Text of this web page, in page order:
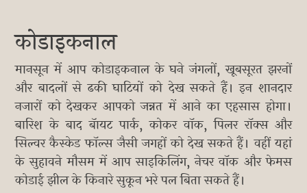
कोडाइकनाल
मानसून में आप कोडाइकनाल के घने जंगलों, खूबसूरत झरनों
और बादलों से ढकी घाटियों को देख सकते हैं। इन शानदार
नजारों को देखकर आपको जन्नत में आने का एहसास होगा।
बारिश के बाद बॅायट पार्क, कोकर वॉक, पिलर रॉक्स और
सिल्वर कैस्केड फॉल्स जैसी जगहों को देख सकते हैं। वहीं यहां
के सुहावने मौसम में आप साइकिलिंग, नेचर वॉक और फेमस
कोडाई झील के किनारे सुकून भरे पल बिता सकते हैं।